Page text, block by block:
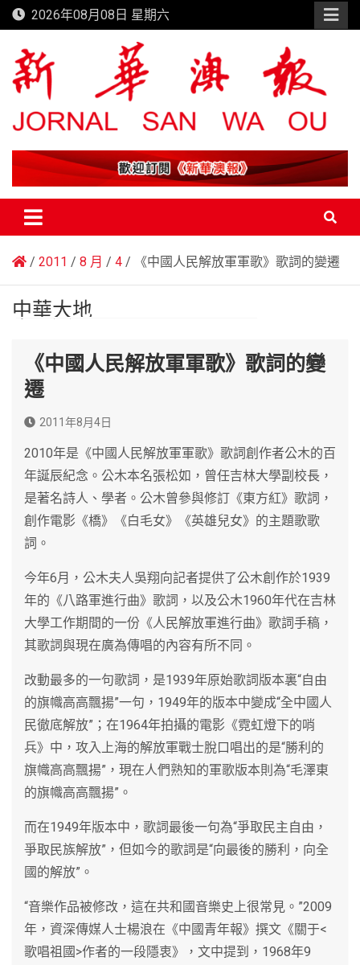
Skip
to
content
2026年08月08日 星期六
新華澳報
2011 8 月 4 《中國人民解放軍軍歌》歌詞的變遷
中華大地
《中國人民解放軍軍歌》歌詞的變
遷
2011年8月4日
2010年是《中國人民解放軍軍歌》歌詞創作者公木的百
年誕辰紀念。公木本名張松如，曾任吉林大學副校長，
是著名詩人、學者。公木曾參與修訂《東方紅》歌詞，
創作電影《橋》《白毛女》《英雄兒女》的主題歌歌
詞。
今年6月，公木夫人吳翔向記者提供了公木創作於1939
年的《八路軍進行曲》歌詞，以及公木1960年代在吉林
大學工作期間的一份《人民解放軍進行曲》歌詞手稿，
其歌詞與現在廣為傳唱的內容有所不同。
改動最多的一句歌詞，是1939年原始歌詞版本裏“自由
的旗幟高高飄揚”一句，1949年的版本中變成“全中國人
民徹底解放”；在1964年拍攝的電影《霓虹燈下的哨
兵》中，攻入上海的解放軍戰士脫口唱出的是“勝利的
旗幟高高飄揚”，現在人們熟知的軍歌版本則為“毛澤東
的旗幟高高飄揚”。
而在1949年版本中，歌詞最後一句為“爭取民主自由，
爭取民族解放”，但如今的歌詞是“向最後的勝利，向全
國的解放”。
“音樂作品被修改，這在共和國音樂史上很常見。”2009
年，資深傳媒人士楊浪在《中國青年報》撰文《關于<
歌唱祖國>作者的一段隱衷》，文中提到，1968年9